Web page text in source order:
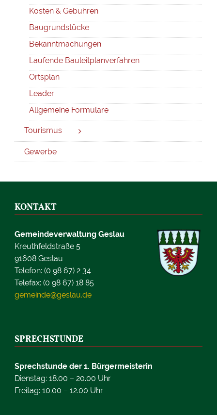
Kosten & Gebühren
Baugrundstücke
Bekanntmachungen
Laufende Bauleitplanverfahren
Ortsplan
Leader
Allgemeine Formulare
Tourismus
Gewerbe
KONTAKT
Gemeindeverwaltung Geslau
Kreuthfeldstraße 5
91608 Geslau
Telefon: (0 98 67) 2 34
Telefax: (0 98 67) 18 85
gemeinde@geslau.de
SPRECHSTUNDE
Sprechstunde der 1. Bürgermeisterin
Dienstag: 18.00 – 20.00 Uhr
Freitag: 10.00 – 12.00 Uhr